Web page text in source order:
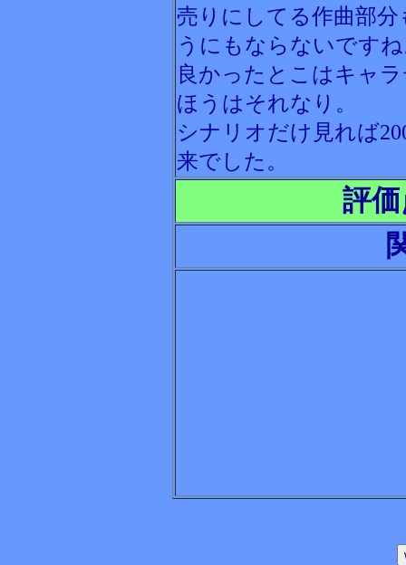
売りにしてる作曲部
うにもならないです
良かったとこはキャ
ほうはそれなり。
シナリオだけ見れば
来でした。
評